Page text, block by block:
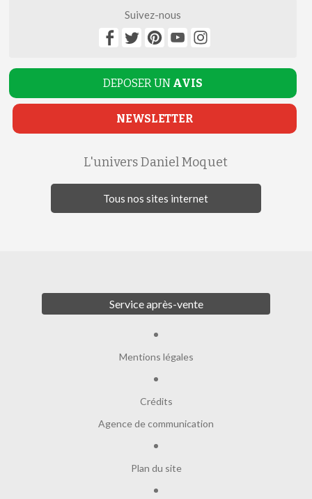
Suivez-nous
DEPOSER UN AVIS
NEWSLETTER
L'univers Daniel Moquet
Tous nos sites internet
Service après-vente
Mentions légales
Crédits
Agence de communication
Plan du site